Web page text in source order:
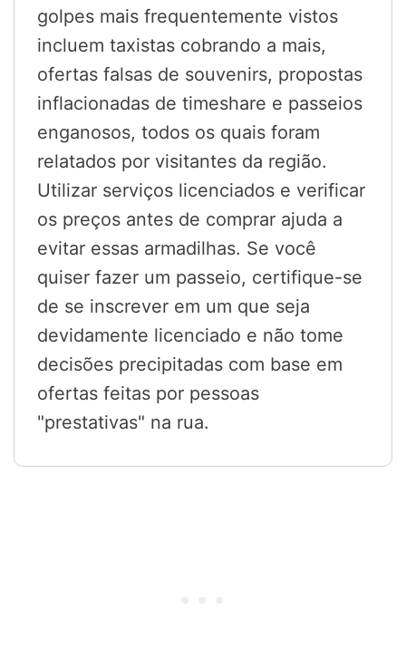
golpes mais frequentemente vistos
incluem taxistas cobrando a mais,
ofertas falsas de souvenirs, propostas
inflacionadas de timeshare e passeios
enganosos, todos os quais foram
relatados por visitantes da região.
Utilizar serviços licenciados e verificar
os preços antes de comprar ajuda a
evitar essas armadilhas. Se você
quiser fazer um passeio, certifique-se
de se inscrever em um que seja
devidamente licenciado e não tome
decisões precipitadas com base em
ofertas feitas por pessoas
"prestativas" na rua.